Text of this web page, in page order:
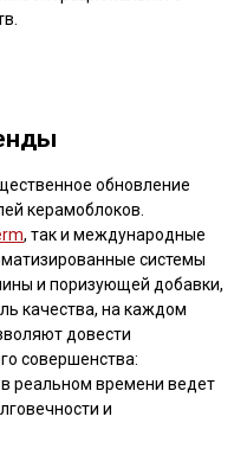
обновление
керамоблоков.
, так и международные
системы
и поризующей добавки,
качества, на каждом
довести
совершенства:
реальном времени ведет
и